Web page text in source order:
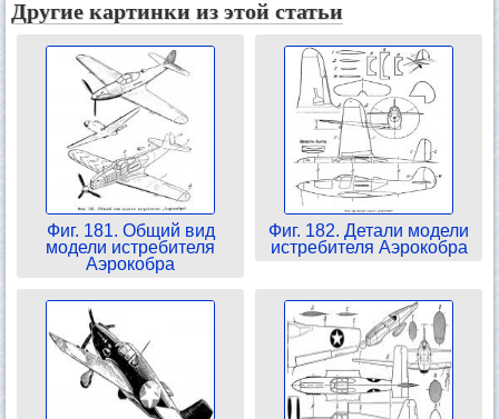
Другие картинки из этой статьи
Фиг. 181. Общий вид
модели истребителя
Аэрокобра
Фиг. 182. Детали модели
истребителя Аэрокобра